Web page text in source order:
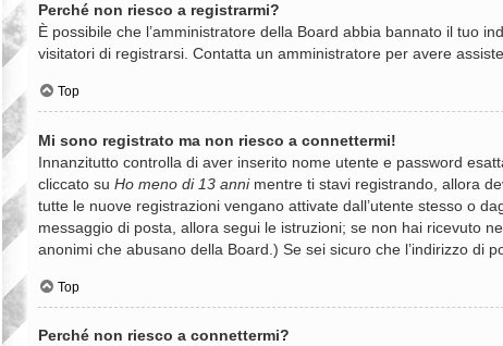
Perché non riesco a registrarmi?
È possibile che l’amministratore della Board abbia bannato il tuo
visitatori di registrarsi. Contatta un amministratore per avere
Top
Mi sono registrato ma non riesco a connettermi!
Innanzitutto controlla di aver inserito nome utente e password
cliccato su Ho meno di 13 annimentre ti stavi registrando, allora
tutte le nuove registrazioni vengano attivate dall’utente stesso o
messaggio di posta, allora segui le istruzioni; se non hai ricevuto
anonimi che abusano della Board.) Se sei sicuro che l’indirizzo di
Top
Perché non riesco a connettermi?